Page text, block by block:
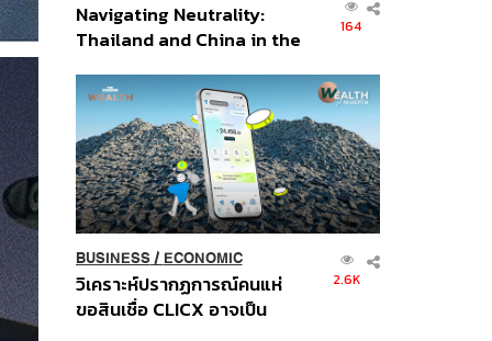
Navigating Neutrality:
Thailand and China in the
Order
164
BUSINESS/ ECONOMIC
วิเคราะห์ปรากฏการณ์คนแห่
ขอสินเชื่อ CLICX อาจเป็น
2.6K